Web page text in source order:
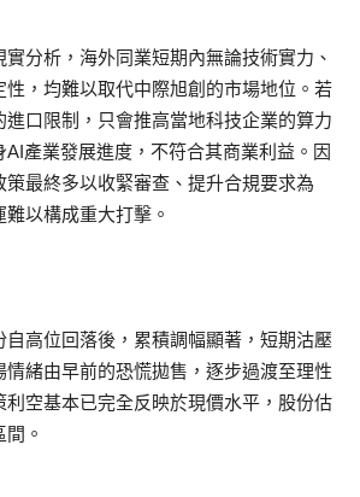
分析，海外同業短期內無論技術實力、
性，均難以取代中際旭創的市場地位。若
口限制，只會推高當地科技企業的算力
AI產業發展進度，不符合其商業利益。因
策最終多以收緊審查、提升合規要求為
以構成重大打擊。
自高位回落後，累積調幅顯著，短期沽壓
緒由早前的恐慌拋售，逐步過渡至理性
利空基本已完全反映於現價水平，股份估
。